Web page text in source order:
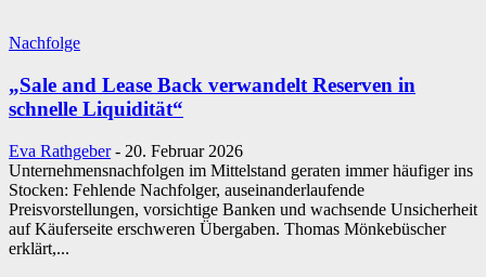
Nachfolge
„Sale and Lease Back verwandelt Reserven in
schnelle Liquidität“
Eva Rathgeber - 20. Februar 2026
Unternehmensnachfolgen im Mittelstand geraten immer häufiger ins
Stocken: Fehlende Nachfolger, auseinanderlaufende
Preisvorstellungen, vorsichtige Banken und wachsende Unsicherheit
auf Käuferseite erschweren Übergaben. Thomas Mönkebüscher
erklärt,...